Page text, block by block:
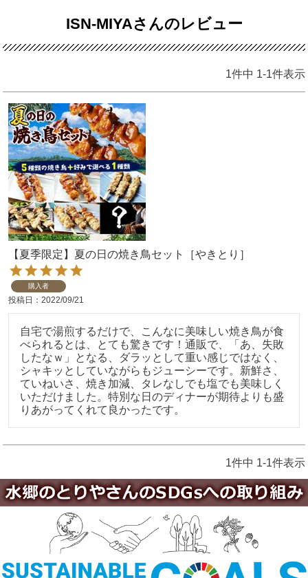
ISN-MIYAさんのレビュー
1件中 1-1件表示
【夏季限定】夏の日の焼き鳥セット［やきとり］
購入者
投稿日 2022/09/21
自宅で湯煎するだけで、こんなに美味しい焼き鳥が食
べられるとは、とても驚きです！通販で、「あ、失敗
したなｗ」となる、ダラッとして重い感じではなく、
シャキッとしていながらもジューシーです。新鮮さ、
ていねいさ、焼き加減、タレなしでも塩でも美味しく
いただけました。特別な日のディナーが期待よりも盛
りあがってくれて良かったです。
1件中 1-1件表示